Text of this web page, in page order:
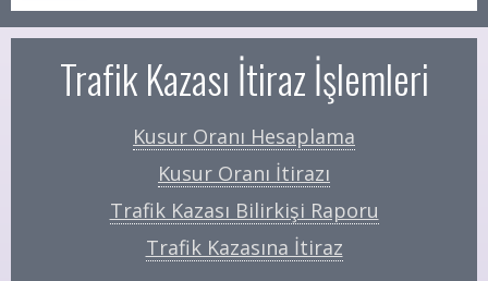
Trafik Kazası İtiraz İşlemleri
Kusur Oranı Hesaplama
Kusur Oranı İtirazı
Trafik Kazası Bilirkişi Raporu
Trafik Kazasına İtiraz